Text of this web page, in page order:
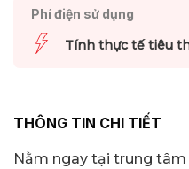
Phí điện sử dụng
Tính thực tế tiêu
THÔNG TIN CHI TIẾT
Nằm ngay tại trung tâm